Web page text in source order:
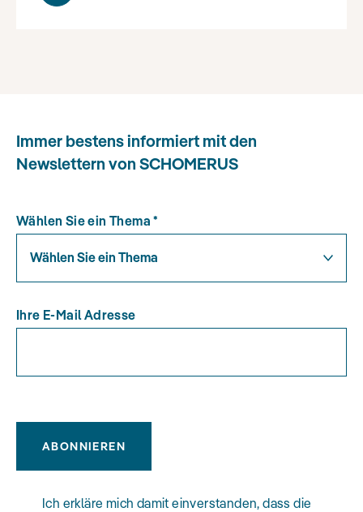
Immer bestens informiert mit den
Newslettern von SCHOMERUS
Wählen Sie ein Thema *
Wählen Sie ein Thema
Ihre E-Mail Adresse
ABONNIEREN
Ich erkläre mich damit einverstanden, dass die